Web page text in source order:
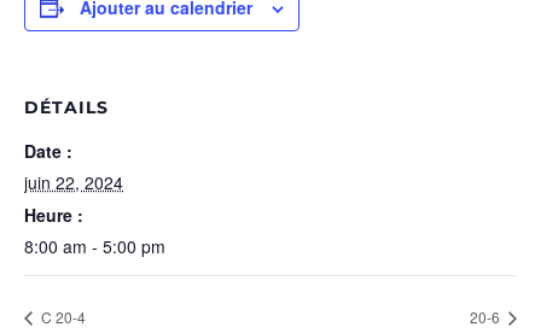
Ajouter au calendrier
DÉTAILS
Date :
juin 22, 2024
Heure :
8:00 am - 5:00 pm
C 20-4 20-6